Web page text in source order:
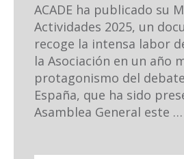
ACADE ha publicado su
Actividades 2025, un
recoge la intensa labor
la Asociación en un año
protagonismo del
España, que ha sido
Asamblea General este …